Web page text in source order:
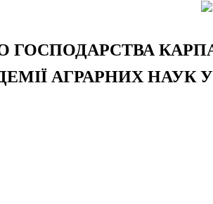
ГОСПОДАРСТВА
АГРАРНИХ НАУК